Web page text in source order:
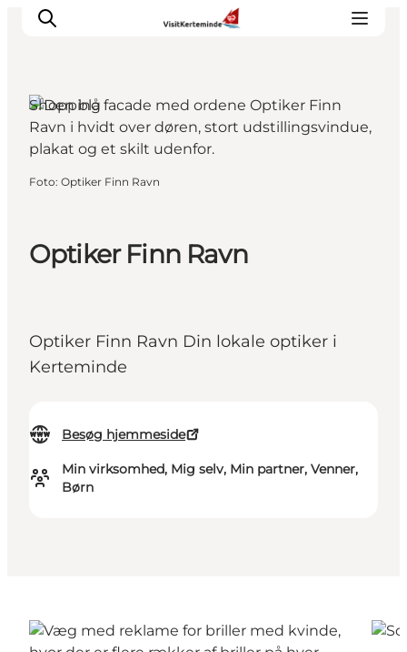
Oplevelser
Aktiviteter
Planlæg din ferie
Optiker Finn Ravn
Optiker Finn Ravn Din lokale optiker i
Kerteminde
Besøg hjemmeside
Min virksomhed, Mig selv, Min partner, Venner,
Børn
Shopping
Foto: Optiker Finn Ravn